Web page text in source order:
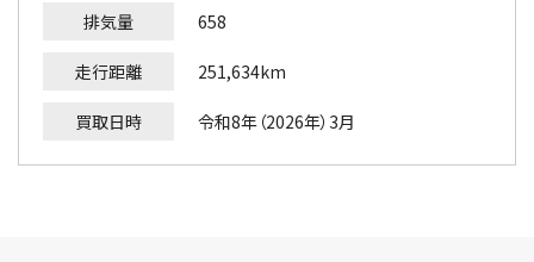
排気量 658
走行距離 251,634km
買取日時 令和8年（2026年）3月